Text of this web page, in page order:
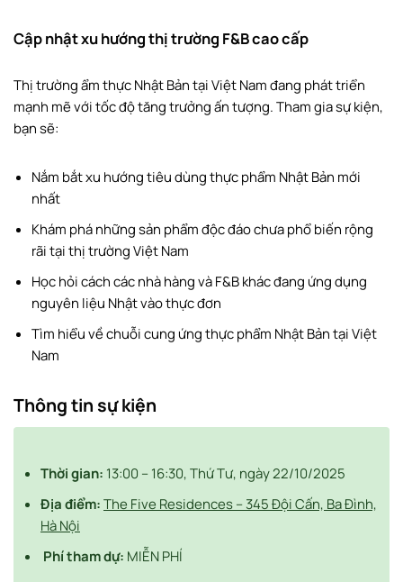
Cập nhật xu hướng thị trường F&B cao cấp
Thị trường ẩm thực Nhật Bản tại Việt Nam đang phát triển
mạnh mẽ với tốc độ tăng trưởng ấn tượng. Tham gia sự kiện,
bạn sẽ:
Nắm bắt xu hướng tiêu dùng thực phẩm Nhật Bản mới
nhất
Khám phá những sản phẩm độc đáo chưa phổ biến rộng
rãi tại thị trường Việt Nam
Học hỏi cách các nhà hàng và F&B khác đang ứng dụng
nguyên liệu Nhật vào thực đơn
Tìm hiểu về chuỗi cung ứng thực phẩm Nhật Bản tại Việt
Nam
Thông tin sự kiện
Thời gian: 13:00 – 16:30, Thứ Tư, ngày 22/10/2025
Địa điểm:The Five Residences – 345 Đội Cấn, Ba Đình,
Hà Nội
Phí tham dự: MIỄN PHÍ